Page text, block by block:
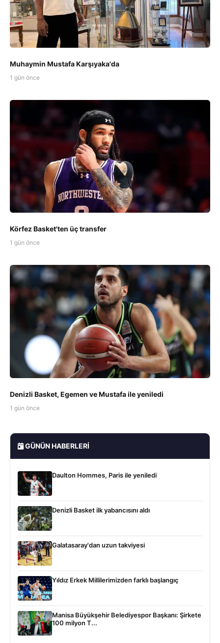
Muhaymin Mustafa Karşıyaka'da
1 gün önce
Körfez Basket'ten üç transfer
1 gün önce
Denizli Basket, Egemen ve Mustafa ile yeniledi
1 gün önce
GÜNÜN HABERLERI
Daulton Hommes, Paris ile yeniledi
Denizli Basket ilk yabancısını aldı
Galatasaray'dan uzun takviyesi
Yıldız Erkek Millilerimizden farklı başlangıç
Manisa Büyükşehir Belediyespor Başkanı: Şirkete
100 milyon T...